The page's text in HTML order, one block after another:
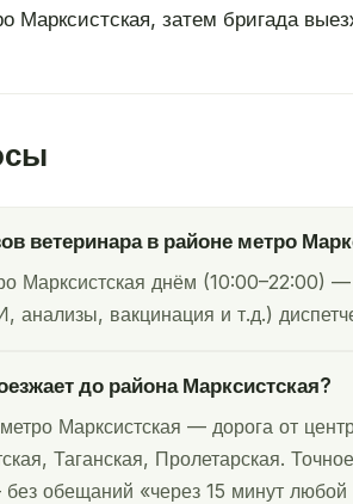
Марксистская, затем бригада
ветеринара в районе метро
Марксистская днём (10:00–22:00)
анализы, вакцинация и т.д.)
до района Марксистская?
Марксистская — дорога от
Таганская, Пролетарская.
обещаний «через 15 минут любой